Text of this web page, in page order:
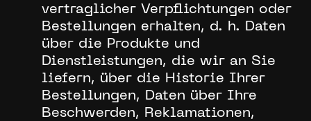
vertraglicher Verpflichtungen oder
Bestellungen erhalten, d. h. Daten
über die Produkte und
Dienstleistungen, die wir an Sie
liefern, über die Historie Ihrer
Bestellungen, Daten über Ihre
Beschwerden, Reklamationen,